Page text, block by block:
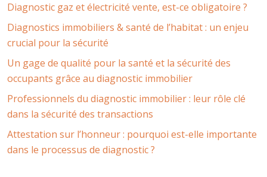
Diagnostic gaz et électricité vente, est-ce obligatoire ?
Diagnostics immobiliers & santé de l’habitat : un enjeu
crucial pour la sécurité
Un gage de qualité pour la santé et la sécurité des
occupants grâce au diagnostic immobilier
Professionnels du diagnostic immobilier : leur rôle clé
dans la sécurité des transactions
Attestation sur l’honneur : pourquoi est-elle importante
dans le processus de diagnostic ?